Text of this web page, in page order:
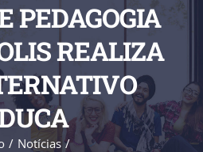
PEDAGOGIA
REALIZA
Notícias